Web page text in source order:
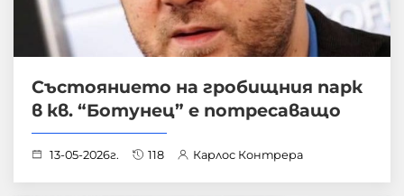
Състоянието на гробищния парк
в кв. “Ботунец” е потресаващо
13-05-2026г. 118 Карлос Контрера